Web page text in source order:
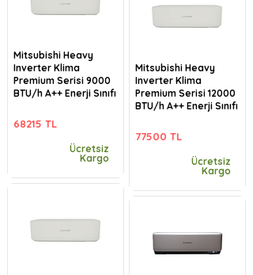
Mitsubishi Heavy
Inverter Klima
Premium Serisi 9000
BTU/h A++ Enerji Sınıfı
68215 TL
Ücretsiz
Kargo
Mitsubishi Heavy
Inverter Klima
Premium Serisi 12000
BTU/h A++ Enerji Sınıfı
77500 TL
Ücretsiz
Kargo